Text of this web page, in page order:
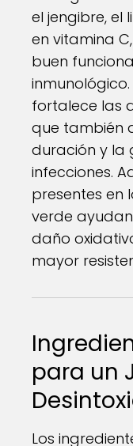
el jengibre, el
en vitamina
buen
fortalece las
que también
duración y la
infecciones.
presentes en
verde
daño
mayor
para un
Los